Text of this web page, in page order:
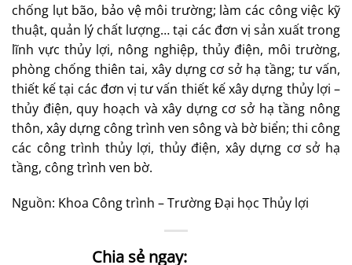
chống lụt bão, bảo vệ môi trường; làm các công việc kỹ
thuật, quản lý chất lượng… tại các đơn vị sản xuất trong
lĩnh vực thủy lợi, nông nghiệp, thủy điện, môi trường,
phòng chống thiên tai, xây dựng cơ sở hạ tầng; tư vấn,
thiết kế tại các đơn vị tư vấn thiết kế xây dựng thủy lợi –
thủy điện, quy hoạch và xây dựng cơ sở hạ tầng nông
thôn, xây dựng công trình ven sông và bờ biển; thi công
các công trình thủy lợi, thủy điện, xây dựng cơ sở hạ
tầng, công trình ven bờ.
Nguồn: Khoa Công trình – Trường Đại học Thủy lợi